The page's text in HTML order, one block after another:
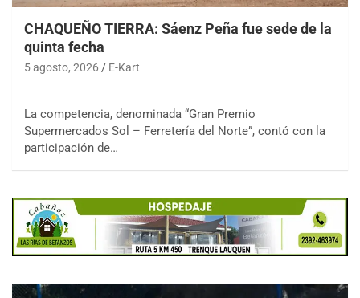
CHAQUEÑO TIERRA: Sáenz Peña fue sede de la
quinta fecha
5 agosto, 2026 E-Kart
La competencia, denominada “Gran Premio
Supermercados Sol – Ferretería del Norte”, contó con la
participación de…